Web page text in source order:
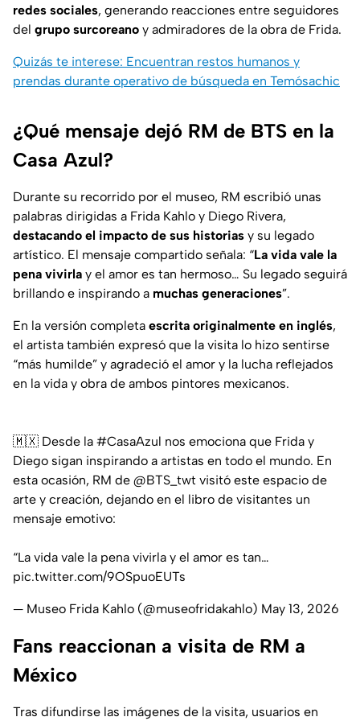
redes sociales, generando reacciones entre seguidores
del grupo surcoreano y admiradores de la obra de Frida.
Quizás te interese: Encuentran restos humanos y
prendas durante operativo de búsqueda en Temósachic
¿Qué mensaje dejó RM de BTS en la
Casa Azul?
Durante su recorrido por el museo, RM escribió unas
palabras dirigidas a Frida Kahlo y Diego Rivera,
destacando el impacto de sus historias y su legado
artístico. El mensaje compartido señala: “La vida vale la
pena vivirla y el amor es tan hermoso… Su legado seguirá
brillando e inspirando a muchas generaciones”.
En la versión completa escrita originalmente en inglés,
el artista también expresó que la visita lo hizo sentirse
“más humilde” y agradeció el amor y la lucha reflejados
en la vida y obra de ambos pintores mexicanos.
🇲🇽 Desde la #CasaAzul nos emociona que Frida y
Diego sigan inspirando a artistas en todo el mundo. En
esta ocasión, RM de @BTS_twt visitó este espacio de
arte y creación, dejando en el libro de visitantes un
mensaje emotivo:
“La vida vale la pena vivirla y el amor es tan…
pic.twitter.com/9OSpuoEUTs
— Museo Frida Kahlo (@museofridakahlo) May 13, 2026
Fans reaccionan a visita de RM a
México
Tras difundirse las imágenes de la visita, usuarios en